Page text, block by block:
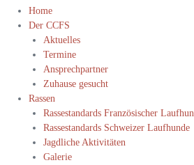
Home
Der CCFS
Aktuelles
Termine
Ansprechpartner
Zuhause gesucht
Rassen
Rassestandards Französischer
Rassestandards Schweizer Laufhunde
Jagdliche Aktivitäten
Galerie